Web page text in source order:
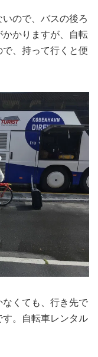
ので、バスの後ろ
かりますが、自転
、持って行くと便
くても、行き先で
。自転車レンタル